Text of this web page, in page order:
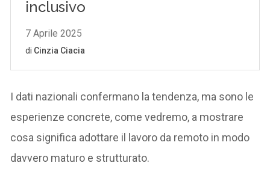
I dati nazionali confermano la tendenza, ma sono le
esperienze concrete, come vedremo, a mostrare
cosa significa adottare il lavoro da remoto in modo
davvero maturo e strutturato.